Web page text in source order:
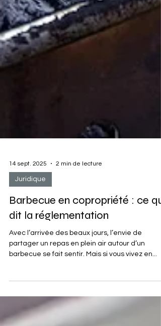
14 sept. 2025
Barbecue en copropriété : ce
dit la réglementation
Avec l’arrivée des beaux jours, l’envie de
partager un repas en plein air autour d’un